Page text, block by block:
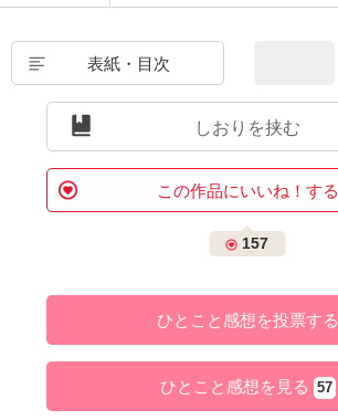
表紙・目次
しおりを挟む
この作品にいいね！する
157
ひとこと感想を投票する
ひとこと感想を見る 57